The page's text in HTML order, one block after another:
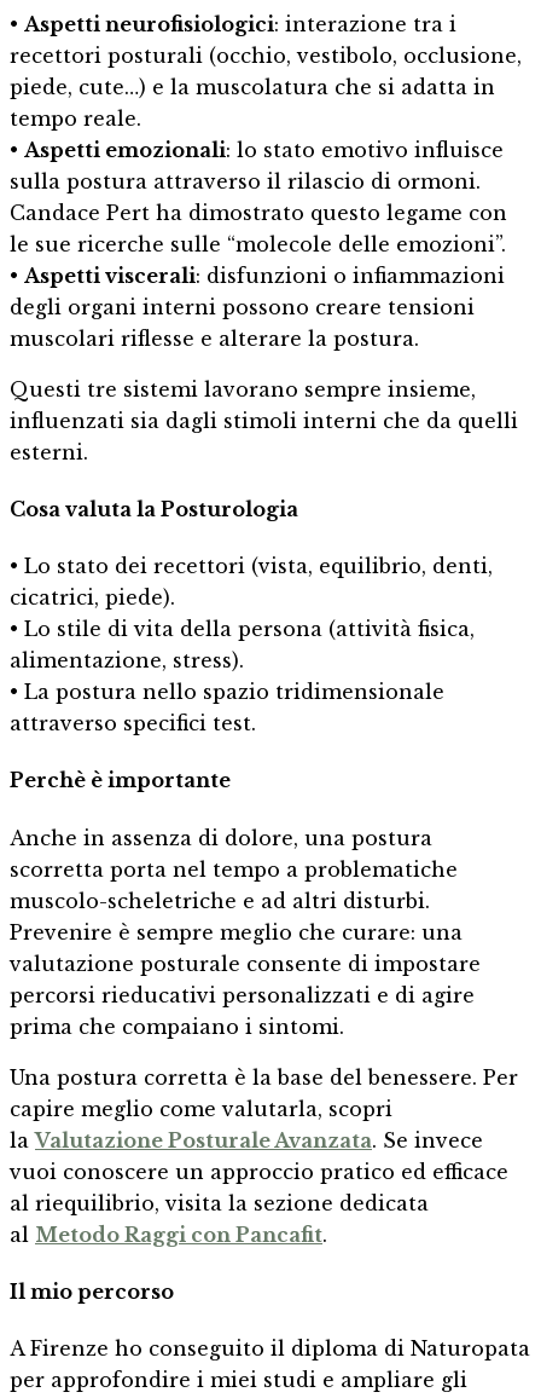
• Aspetti neurofisiologici: interazione tra i
recettori posturali (occhio, vestibolo, occlusione,
piede, cute…) e la muscolatura che si adatta in
tempo reale.
• Aspetti emozionali: lo stato emotivo influisce
sulla postura attraverso il rilascio di ormoni.
Candace Pert ha dimostrato questo legame con
le sue ricerche sulle “molecole delle emozioni”.
• Aspetti viscerali: disfunzioni o infiammazioni
degli organi interni possono creare tensioni
muscolari riflesse e alterare la postura.
Questi tre sistemi lavorano sempre insieme,
influenzati sia dagli stimoli interni che da quelli
esterni.
Cosa valuta la Posturologia
• Lo stato dei recettori (vista, equilibrio, denti,
cicatrici, piede).
• Lo stile di vita della persona (attività fisica,
alimentazione, stress).
• La postura nello spazio tridimensionale
attraverso specifici test.
Perchè è importante
Anche in assenza di dolore, una postura
scorretta porta nel tempo a problematiche
muscolo-scheletriche e ad altri disturbi.
Prevenire è sempre meglio che curare: una
valutazione posturale consente di impostare
percorsi rieducativi personalizzati e di agire
prima che compaiano i sintomi.
Una postura corretta è la base del benessere. Per
capire meglio come valutarla, scopri
laValutazione Posturale Avanzata. Se invece
vuoi conoscere un approccio pratico ed efficace
al riequilibrio, visita la sezione dedicata
al Metodo Raggi con Pancafit.
Il mio percorso
A Firenze ho conseguito il diploma di Naturopata
per approfondire i miei studi e ampliare gli